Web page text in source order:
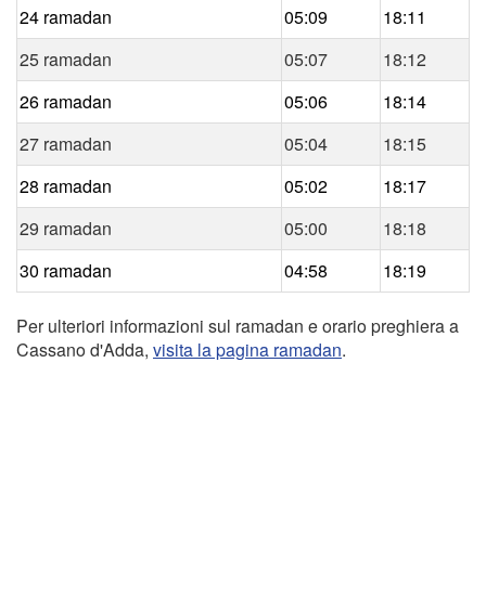
24 ramadan
05:09
18:11
25 ramadan
05:07
18:12
26 ramadan
05:06
18:14
27 ramadan
05:04
18:15
28 ramadan
05:02
18:17
29 ramadan
05:00
18:18
30 ramadan
04:58 18:19
Per ulteriori informazioni sul ramadan e orario preghiera a
Cassano d'Adda, visita la pagina ramadan.